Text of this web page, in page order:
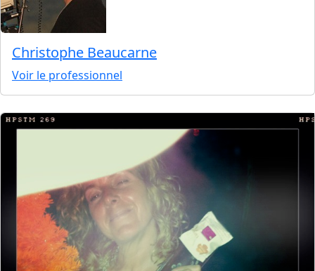
Christophe Beaucarne
Voir le professionnel